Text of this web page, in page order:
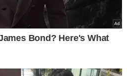
mais dignidade
fortalecemos o
a economia
para